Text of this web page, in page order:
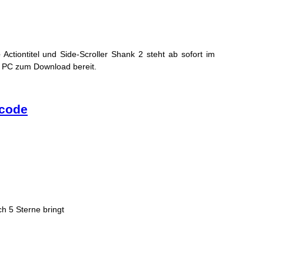
Actiontitel und Side-Scroller Shank 2 steht ab sofort im
zum Download bereit.
5 Sterne bringt